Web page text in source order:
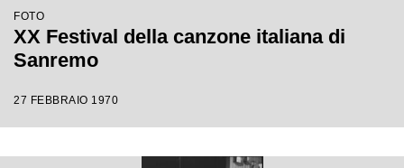
FOTO
XX Festival della canzone italiana di
Sanremo
27 FEBBRAIO 1970